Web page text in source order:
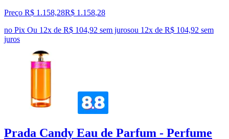
Preço R$ 1.158,28R$ 1.158,28
no Pix Ou 12x de R$ 104,92 sem jurosou 12x de R$ 104,92 sem
juros
Prada Candy Eau de Parfum - Perfume